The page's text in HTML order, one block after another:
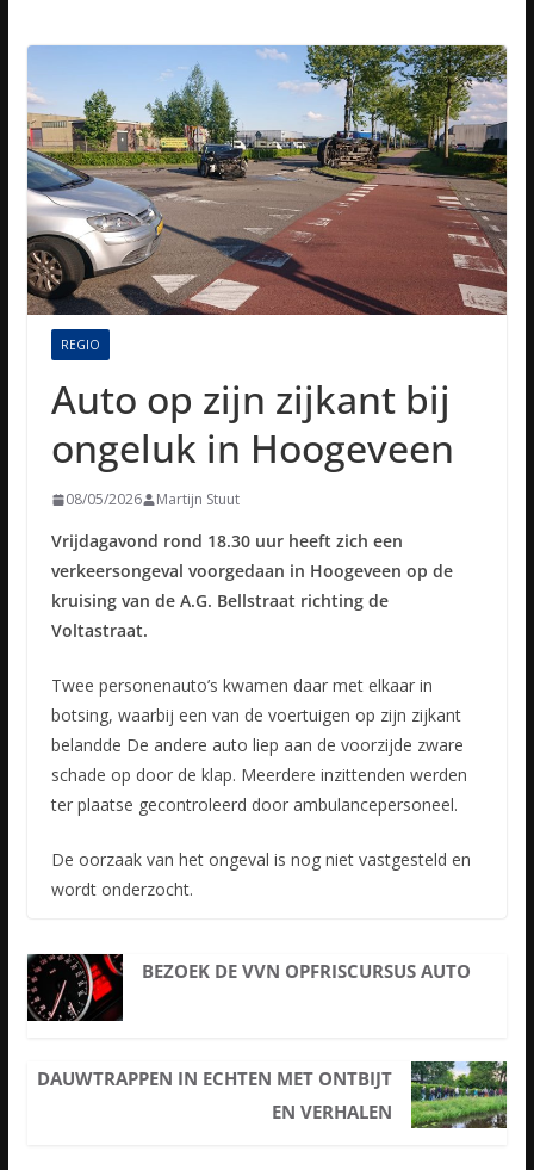
REGIO
Auto op zijn zijkant bij
ongeluk in Hoogeveen
08/05/2026 Martijn Stuut
Vrijdagavond rond 18.30 uur heeft zich een
verkeersongeval voorgedaan in Hoogeveen op de
kruising van de A.G. Bellstraat richting de
Voltastraat.
Twee personenauto’s kwamen daar met elkaar in
botsing, waarbij een van de voertuigen op zijn zijkant
belandde De andere auto liep aan de voorzijde zware
schade op door de klap. Meerdere inzittenden werden
ter plaatse gecontroleerd door ambulancepersoneel.
De oorzaak van het ongeval is nog niet vastgesteld en
wordt onderzocht.
BEZOEK DE VVN OPFRISCURSUS AUTO
DAUWTRAPPEN IN ECHTEN MET ONTBIJT
EN VERHALEN